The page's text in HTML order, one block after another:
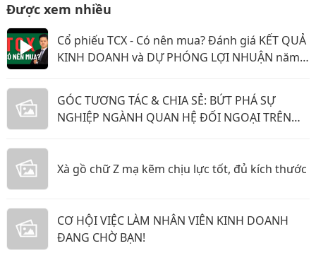
Được xem nhiều
Cổ phiếu TCX - Có nên mua? Đánh giá KẾT QUẢ
KINH DOANH và DỰ PHÓNG LỢI NHUẬN năm
GÓC TƯƠNG TÁC & CHIA SẺ: BỨT PHÁ SỰ
NGHIỆP NGÀNH QUAN HỆ ĐỐI NGOẠI TRÊN
Xà gồ chữ Z mạ kẽm chịu lực tốt, đủ kích thước
CƠ HỘI VIỆC LÀM NHÂN VIÊN KINH DOANH
ĐANG CHỜ BẠN!